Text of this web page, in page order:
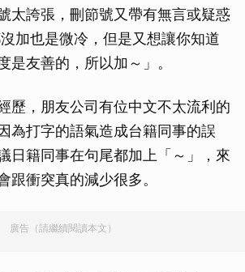
太誇張，刪節號又帶有無言或疑惑
加也是微冷，但是又想讓你知道
是友善的，所以加～」。
歷，朋友公司有位中文不太流利的
為打字的語氣造成台籍同事的誤
日籍同事在句尾都加上「～」，來
跟衝突真的減少很多。
廣告（請繼續閱讀本文）